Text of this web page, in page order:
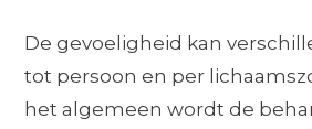
De gevoeligheid kan
tot persoon en per
het algemeen wordt de